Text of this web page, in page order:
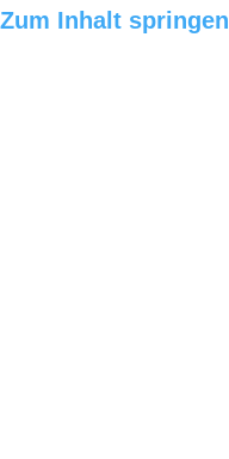
Zum Inhalt springen